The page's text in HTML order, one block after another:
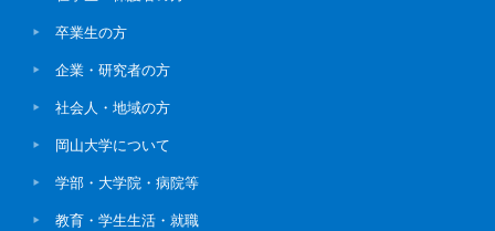
卒業生の方
企業・研究者の方
社会人・地域の方
岡山大学について
学部・大学院・病院等
教育・学生生活・就職